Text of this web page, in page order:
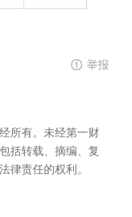
举报
所有。未经第一财
括转载、摘编、复
律责任的权利。